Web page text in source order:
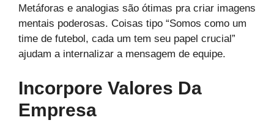
Metáforas e analogias são ótimas pra criar imagens
mentais poderosas. Coisas tipo “Somos como um
time de futebol, cada um tem seu papel crucial”
ajudam a internalizar a mensagem de equipe.
Incorpore Valores Da
Empresa